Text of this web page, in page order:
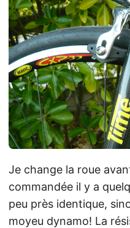
Je change la roue
commandée il y a
peu près identique,
moyeu dynamo! La